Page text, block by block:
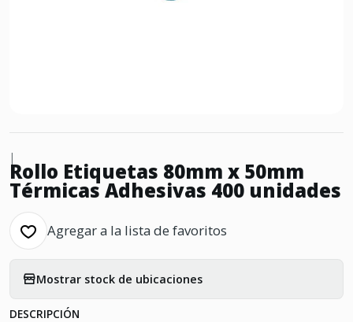
|
Rollo Etiquetas 80mm x 50mm
Térmicas Adhesivas 400 unidades
Agregar a la lista de favoritos
Mostrar stock de ubicaciones
DESCRIPCIÓN